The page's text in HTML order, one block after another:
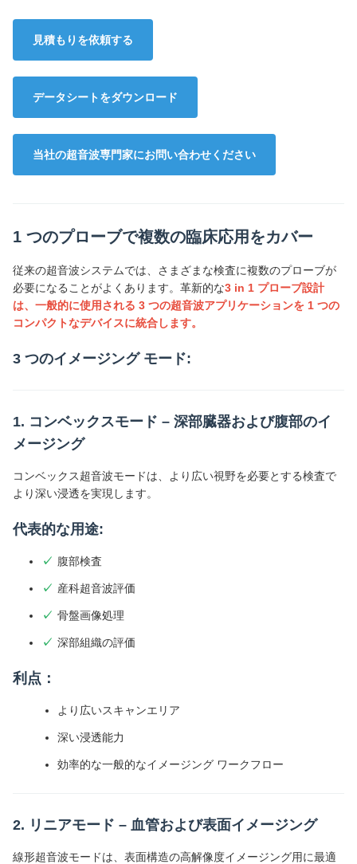
見積もりを依頼する
データシートをダウンロード
当社の超音波専門家にお問い合わせください
1 つのプローブで複数の臨床応用をカバー
従来の超音波システムでは、さまざまな検査に複数のプローブが
必要になることがよくあります。革新的な3 in 1 プローブ設計
は、一般的に使用される 3 つの超音波アプリケーションを 1 つの
コンパクトなデバイスに統合します。
3 つのイメージング モード:
1. コンベックスモード – 深部臓器および腹部のイ
メージング
コンベックス超音波モードは、より広い視野を必要とする検査で
より深い浸透を実現します。
代表的な用途:
腹部検査
産科超音波評価
骨盤画像処理
深部組織の評価
利点：
より広いスキャンエリア
深い浸透能力
効率的な一般的なイメージング ワークフロー
2. リニアモード – 血管および表面イメージング
線形超音波モードは、表面構造の高解像度イメージング用に最適